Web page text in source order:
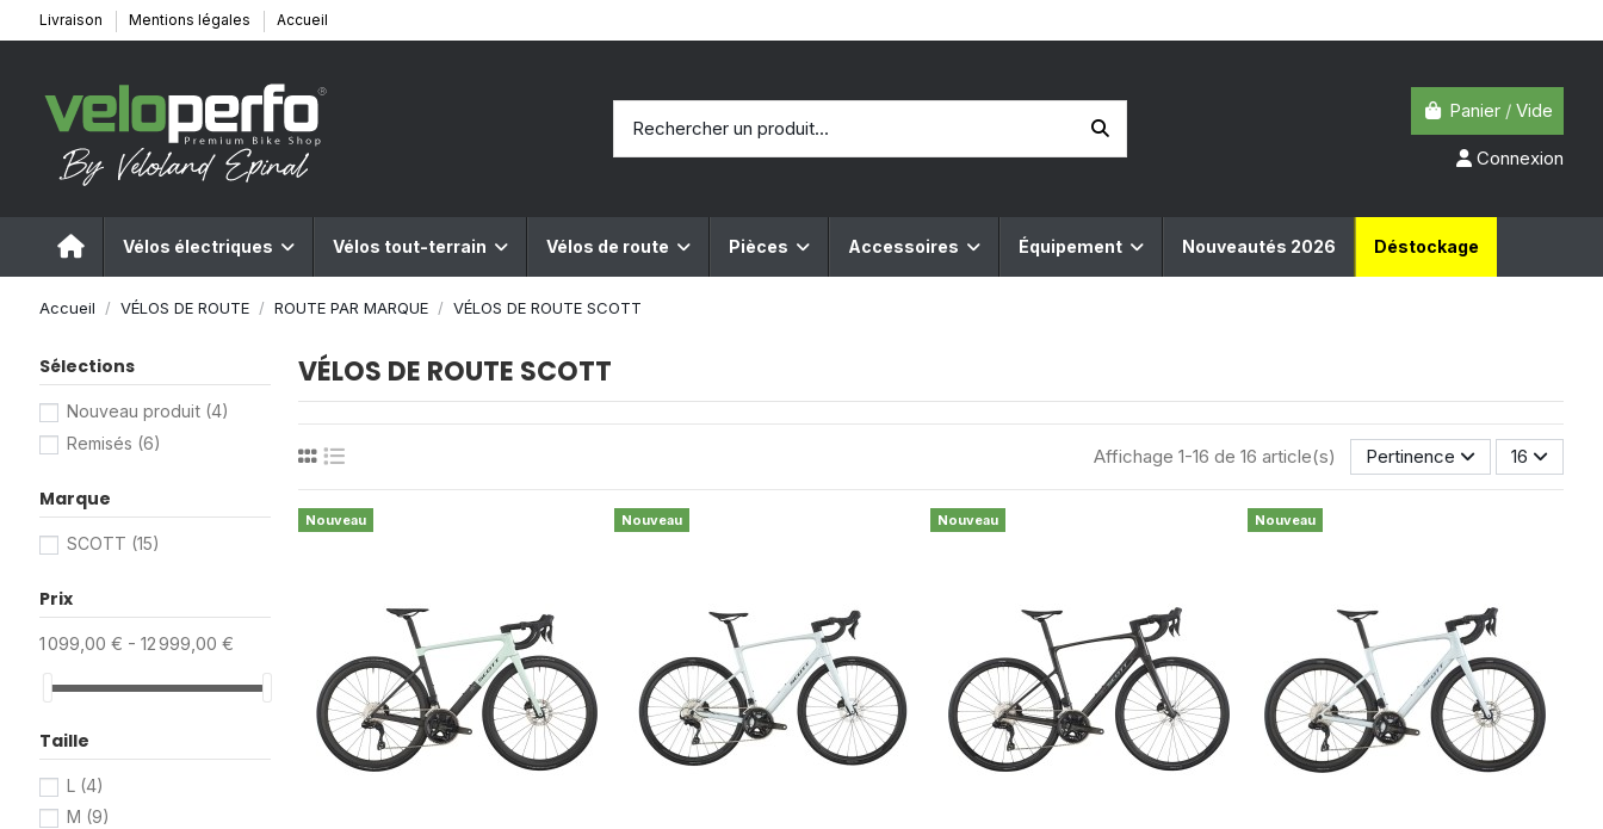
Livraison Mentions légales Accueil
Panier / Vide
Connexion
Vélos électriques Vélos tout-terrain Vélos de route Pièces Accessoires Équipement Nouveautés 2026 Déstockage
Accueil VÉLOS DE ROUTE ROUTE PAR MARQUE VÉLOS DE ROUTE SCOTT
VÉLOS DE ROUTE SCOTT
Affichage 1-16 de 16 article(s) Pertinence 16
Nouveau Nouveau Nouveau Nouveau
Sélections
Nouveau produit (4)
Remisés (6)
Marque
SCOTT (15)
Prix
1 099,00 € - 12 999,00 €
Taille
L (4)
M (9)